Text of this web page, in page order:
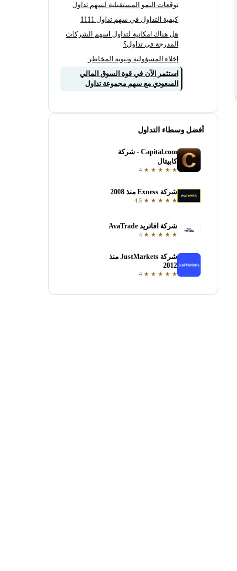
توقعات النمو المستقبلية لسهم تداول
كيفية التداول في سهم تداول 1111
هل هناك امكانية لتداول اسهم الشركات
المدرجة في تداول؟
إخلاء المسؤولية وتنويه المخاطر
استثمر الآن في قوة السوق المالي
السعودي مع سهم مجموعة تداول
أفضل وسطاء التداول
Capital.com - شركة
كابيتال
★
★
★
★
★
شركة Exness منذ 2008
★
★
★
★
★
شركة افاتريد AvaTrade
★
★
★
★
★
شركة JustMarkets منذ
2012
★
★
★
★
★